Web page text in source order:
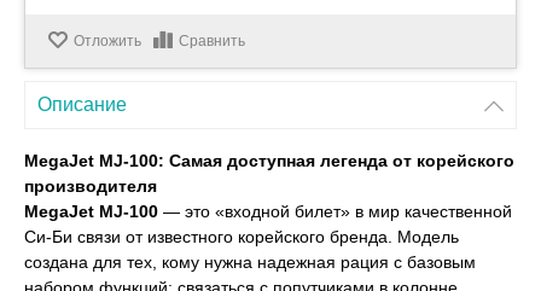
Отложить Сравнить
Описание
MegaJet MJ-100: Самая доступная легенда от корейского
производителя
MegaJet MJ-100 — это «входной билет» в мир качественной
Си-Би связи от известного корейского бренда. Модель
создана для тех, кому нужна надежная рация с базовым